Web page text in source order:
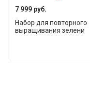
7 999 руб.
Набор для повторного
выращивания зелени